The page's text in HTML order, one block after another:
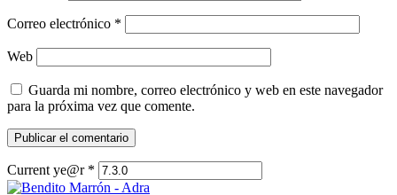
Correo electrónico *
Web
Guarda mi nombre, correo electrónico y web en este navegador
para la próxima vez que comente.
Current ye@r *